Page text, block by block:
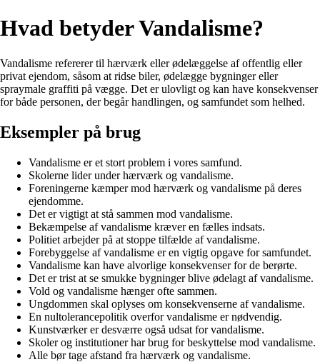
Hvad betyder Vandalisme?
Vandalisme refererer til hærværk eller ødelæggelse af offentlig eller
privat ejendom, såsom at ridse biler, ødelægge bygninger eller
spraymale graffiti på vægge. Det er ulovligt og kan have konsekvenser
for både personen, der begår handlingen, og samfundet som helhed.
Eksempler på brug
Vandalisme er et stort problem i vores samfund.
Skolerne lider under hærværk og vandalisme.
Foreningerne kæmper mod hærværk og vandalisme på deres
ejendomme.
Det er vigtigt at stå sammen mod vandalisme.
Bekæmpelse af vandalisme kræver en fælles indsats.
Politiet arbejder på at stoppe tilfælde af vandalisme.
Forebyggelse af vandalisme er en vigtig opgave for samfundet.
Vandalisme kan have alvorlige konsekvenser for de berørte.
Det er trist at se smukke bygninger blive ødelagt af vandalisme.
Vold og vandalisme hænger ofte sammen.
Ungdommen skal oplyses om konsekvenserne af vandalisme.
En nultolerancepolitik overfor vandalisme er nødvendig.
Kunstværker er desværre også udsat for vandalisme.
Skoler og institutioner har brug for beskyttelse mod vandalisme.
Alle bør tage afstand fra hærværk og vandalisme.